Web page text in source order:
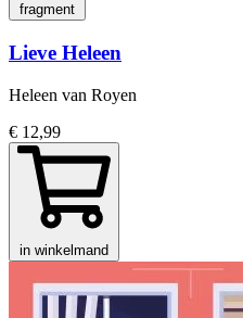
fragment
Lieve Heleen
Heleen van Royen
€ 12,99
in winkelmand